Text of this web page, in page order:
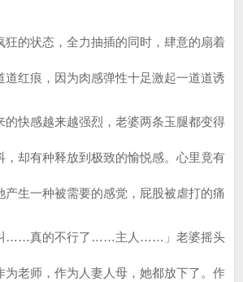
的状态，全力抽插的同时，肆意的扇着
道红痕，因为肉感弹性十足激起一道道诱
快感越来越强烈，老婆两条玉腿都变得
，却有种释放到极致的愉悦感。心里竟有
产生一种被需要的感觉，屁股被虐打的痛
真的不行了……主人……」老婆摇头
为老师，作为人妻人母，她都放下了。作